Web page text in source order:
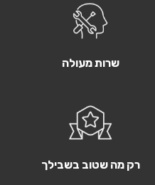
שרות מעולה
רק מה שטוב בשבילך